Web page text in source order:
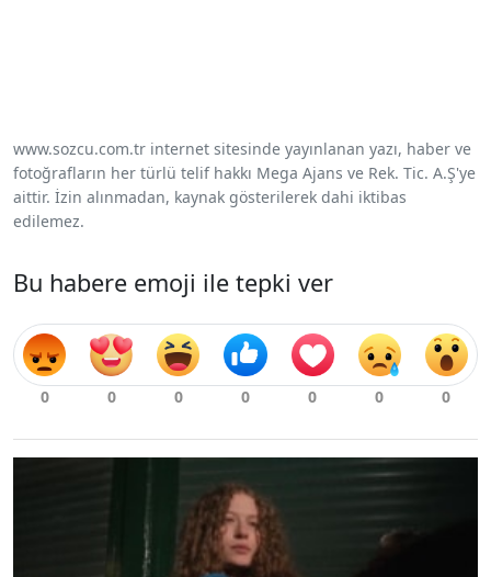
www.sozcu.com.tr internet sitesinde yayınlanan yazı, haber ve
fotoğrafların her türlü telif hakkı Mega Ajans ve Rek. Tic. A.Ş'ye
aittir. İzin alınmadan, kaynak gösterilerek dahi iktibas
edilemez.
Bu habere emoji ile tepki ver